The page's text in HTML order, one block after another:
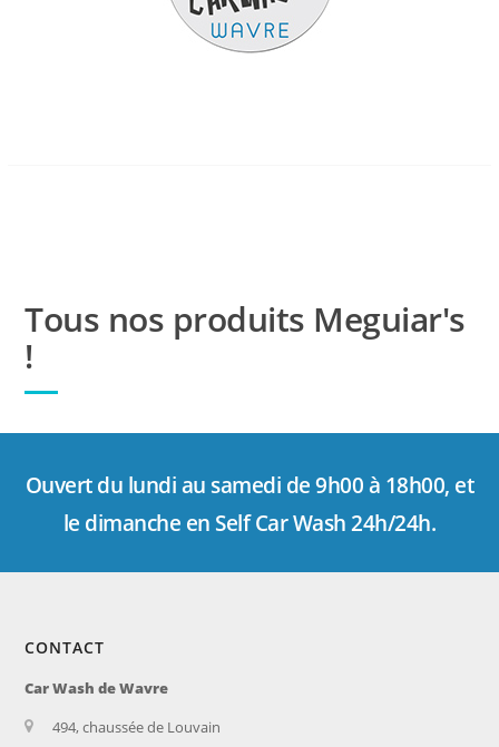
Tous nos produits Meguiar's
!
Ouvert du lundi au samedi de 9h00 à 18h00, et
le dimanche en Self Car Wash 24h/24h.
CONTACT
Car Wash de Wavre
494, chaussée de Louvain